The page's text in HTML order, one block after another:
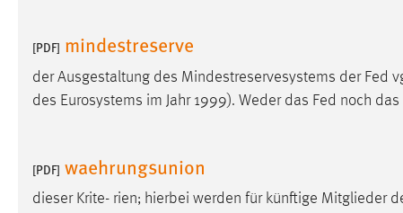
[PDF] mindestreserve
der Ausgestaltung des Mindestreservesystems der Fed
des Eurosystems im Jahr 1999). Weder das Fed noch
[PDF] waehrungsunion
dieser Krite- rien; hierbei werden für künftige Mitglieder